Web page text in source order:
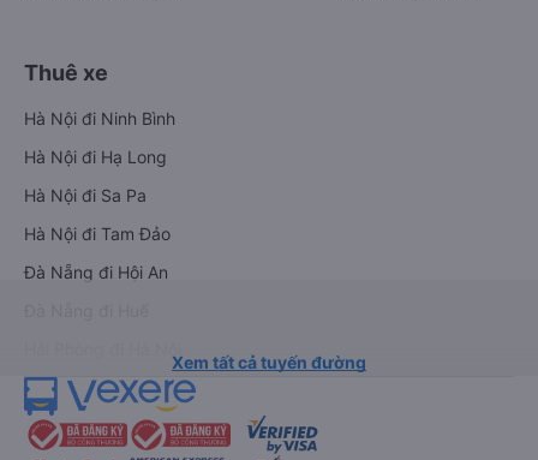
Thuê xe
Hà Nội đi Ninh Bình
Hà Nội đi Hạ Long
Hà Nội đi Sa Pa
Hà Nội đi Tam Đảo
Đà Nẵng đi Hội An
Xem tất cả tuyến đường